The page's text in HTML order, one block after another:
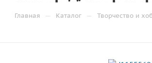
Главная — Каталог — Творчество и